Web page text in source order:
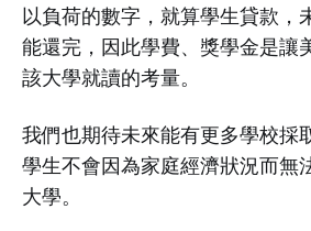
以負荷的數字，就算學生貸款，
能還完，因此學費、獎學金是讓
該大學就讀的考量。
我們也期待未來能有更多學校採
學生不會因為家庭經濟狀況而無
大學。